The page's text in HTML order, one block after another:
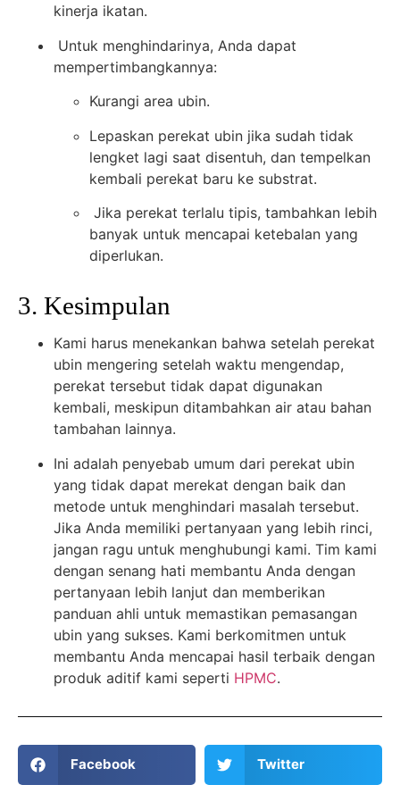
kinerja ikatan.
Untuk menghindarinya, Anda dapat
mempertimbangkannya:
Kurangi area ubin.
Lepaskan perekat ubin jika sudah tidak
lengket lagi saat disentuh, dan tempelkan
kembali perekat baru ke substrat.
Jika perekat terlalu tipis, tambahkan lebih
banyak untuk mencapai ketebalan yang
diperlukan.
3. Kesimpulan
Kami harus menekankan bahwa setelah perekat
ubin mengering setelah waktu mengendap,
perekat tersebut tidak dapat digunakan
kembali, meskipun ditambahkan air atau bahan
tambahan lainnya.
Ini adalah penyebab umum dari perekat ubin
yang tidak dapat merekat dengan baik dan
metode untuk menghindari masalah tersebut.
Jika Anda memiliki pertanyaan yang lebih rinci,
jangan ragu untuk menghubungi kami. Tim kami
dengan senang hati membantu Anda dengan
pertanyaan lebih lanjut dan memberikan
panduan ahli untuk memastikan pemasangan
ubin yang sukses. Kami berkomitmen untuk
membantu Anda mencapai hasil terbaik dengan
produk aditif kami seperti HPMC.
Facebook Twitter